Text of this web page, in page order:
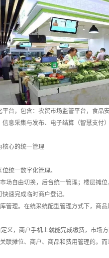
，包含：农贸市场监管平台，食品
息采集与发布、电子结算（智慧支
核心的统一管理
统一数字化管理。
自由切换，后台统一管理；楼层摊
速完成临时商户登记。
理。在统采统配型管理方式下，商
，商户手机上就能完成缴费，市场方
摊位、商户、商品和费用管理的。